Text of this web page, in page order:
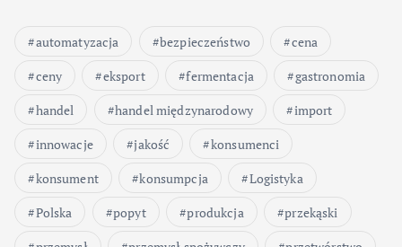
w
a
n
i
e
automatyzacja bezpieczeństwo
cena
ceny
eksport fermentacja
gastronomia
handel
handel międzynarodowy
import
innowacje
jakość
konsumenci
konsument
konsumpcja
Logistyka
Polska
popyt produkcja
przekąski